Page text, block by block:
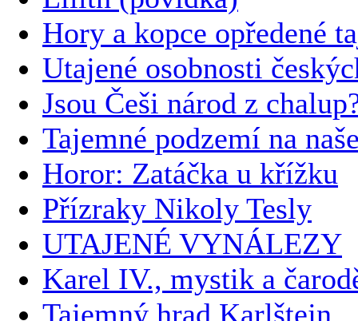
Hory a kopce opředené
Utajené osobnosti
Jsou Češi národ z
Tajemné podzemí na
Horor: Zatáčka u křížku
Přízraky Nikoly Tesly
UTAJENÉ VYNÁLEZY
Karel IV., mystik a
Tajemný hrad Karlštejn